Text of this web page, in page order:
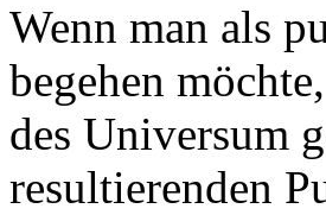
Wenn man als
begehen
des Universum
resultierenden